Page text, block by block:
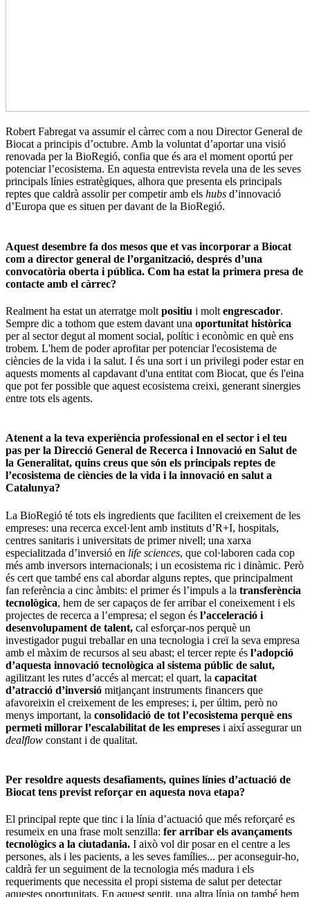
Robert Fabregat va assumir el càrrec com a nou Director General de
Biocat a principis d’octubre. Amb la voluntat d’aportar una visió
renovada per la BioRegió, confia que és ara el moment oportú per
potenciar l’ecosistema. En aquesta entrevista revela una de les seves
principals línies estratègiques, alhora que presenta els principals
reptes que caldrà assolir per competir amb els hubs d’innovació
d’Europa que es situen per davant de la BioRegió.
Aquest desembre fa dos mesos que et vas incorporar a Biocat
com a director general de l’organització, després d’una
convocatòria oberta i pública. Com ha estat la primera presa de
contacte amb el càrrec?
Realment ha estat un aterratge molt positiu i molt engrescador.
Sempre dic a tothom que estem davant una oportunitat històrica
per al sector degut al moment social, polític i econòmic en què ens
trobem. L'hem de poder aprofitar per potenciar l'ecosistema de
ciències de la vida i la salut. I és una sort i un privilegi poder estar en
aquests moments al capdavant d'una entitat com Biocat, que és l'eina
que pot fer possible que aquest ecosistema creixi, generant sinergies
entre tots els agents.
Atenent a la teva experiència professional en el sector i el teu
pas per la Direcció General de Recerca i Innovació en Salut de
la Generalitat, quins creus que són els principals reptes de
l’ecosistema de ciències de la vida i la innovació en salut a
Catalunya?
La BioRegió té tots els ingredients que faciliten el creixement de les
empreses: una recerca excel·lent amb instituts d’R+I, hospitals,
centres sanitaris i universitats de primer nivell; una xarxa
especialitzada d’inversió en life sciences, que col·laboren cada cop
més amb inversors internacionals; i un ecosistema ric i dinàmic. Però
és cert que també ens cal abordar alguns reptes, que principalment
fan referència a cinc àmbits: el primer és l’impuls a la transferència
tecnològica, hem de ser capaços de fer arribar el coneixement i els
projectes de recerca a l’empresa; el segon és l’acceleració i
desenvolupament de talent, cal esforçar-nos perquè un
investigador pugui treballar en una tecnologia i creï la seva empresa
amb el màxim de recursos al seu abast; el tercer repte és l’adopció
d’aquesta innovació tecnològica al sistema públic de salut,
agilitzant les rutes d’accés al mercat; el quart, la capacitat
d’atracció d’inversió mitjançant instruments financers que
afavoreixin el creixement de les empreses; i, per últim, però no
menys important, la consolidació de tot l’ecosistema perquè ens
permeti millorar l’escalabilitat de les empreses i així assegurar un
dealflow constant i de qualitat.
Per resoldre aquests desafiaments, quines línies d’actuació de
Biocat tens previst reforçar en aquesta nova etapa?
El principal repte que tinc i la línia d’actuació que més reforçaré es
resumeix en una frase molt senzilla: fer arribar els avançaments
tecnològics a la ciutadania. I això vol dir posar en el centre a les
persones, als i les pacients, a les seves famílies... per aconseguir-ho,
caldrà fer un seguiment de la tecnologia més madura i els
requeriments que necessita el propi sistema de salut per detectar
aquestes oportunitats. En aquest sentit, una altra línia on també hem